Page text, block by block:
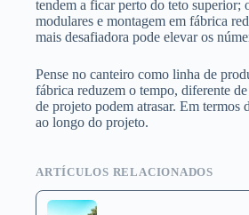
tendem a ficar perto do teto superior;
modulares e montagem em fábrica
mais desafiadora pode elevar os
Pense no canteiro como linha de
fábrica reduzem o tempo, diferente
de projeto podem atrasar. Em termos
ao longo do projeto.
ARTÍCULOS RELACIONADOS